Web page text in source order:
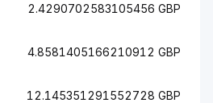
2.4290702583105456 GBP
4.8581405166210912 GBP
12.145351291552728 GBP